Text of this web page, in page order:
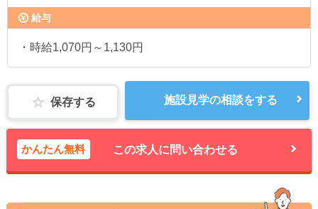
給与
・時給1,070円～1,130円
保存する 施設見学の相談をする
かんたん無料 この求人に問い合わせる